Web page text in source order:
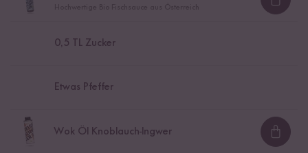
0,5 TL Zucker
Etwas Pfeffer
Wok Öl Knoblauch-Ingwer